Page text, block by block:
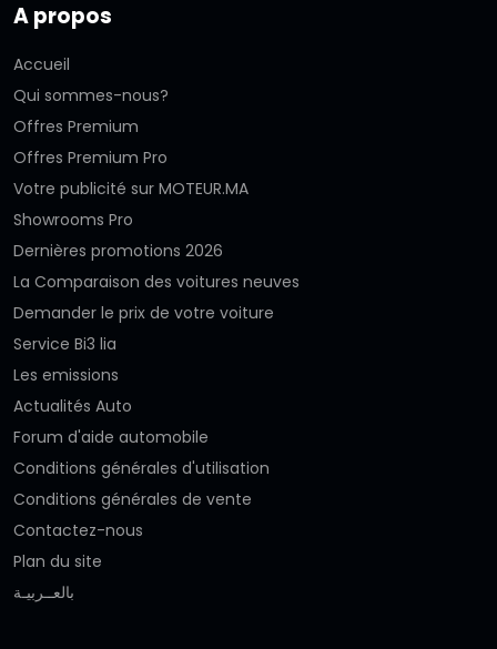
A propos
Accueil
Qui sommes-nous?
Offres Premium
Offres Premium Pro
Votre publicité sur MOTEUR.MA
Showrooms Pro
Dernières promotions 2026
La Comparaison des voitures neuves
Demander le prix de votre voiture
Service Bi3 lia
Les emissions
Actualités Auto
Forum d'aide automobile
Conditions générales d'utilisation
Conditions générales de vente
Contactez-nous
Plan du site
بالعــربيـة